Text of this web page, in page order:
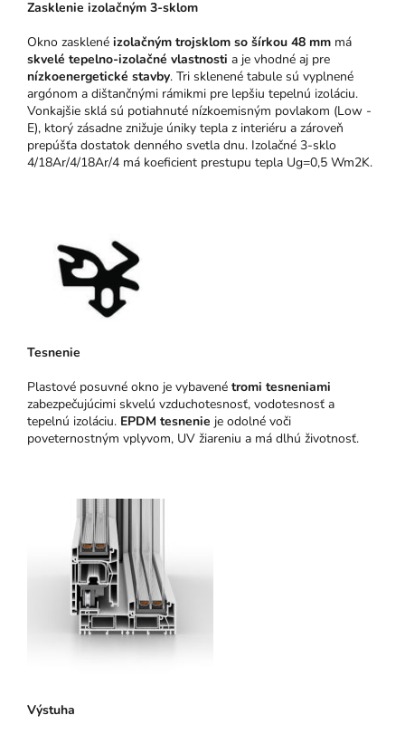
Zasklenie izolačným 3-sklom
Okno zasklené izolačným trojsklom so šírkou 48 mm má
skvelé tepelno-izolačné vlastnosti a je vhodné aj pre
nízkoenergetické stavby. Tri sklenené tabule sú vyplnené
argónom a dištančnými rámikmi pre lepšiu tepelnú izoláciu.
Vonkajšie sklá sú potiahnuté nízkoemisným povlakom (Low -
E), ktorý zásadne znižuje úniky tepla z interiéru a zároveň
prepúšťa dostatok denného svetla dnu. Izolačné 3-sklo
4/18Ar/4/18Ar/4 má koeficient prestupu tepla Ug=0,5 Wm2K.
Tesnenie
Plastové posuvné okno je vybavené tromi tesneniami
zabezpečujúcimi skvelú vzduchotesnosť, vodotesnosť a
tepelnú izoláciu. EPDM tesnenie je odolné voči
poveternostným vplyvom, UV žiareniu a má dlhú životnosť.
Výstuha